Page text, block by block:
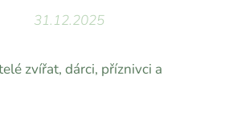
31.12.2025
zvířat, dárci, příznivci a